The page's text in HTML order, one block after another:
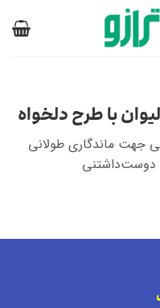
با طرح دلخواه
جهت ماندگاری طولانی